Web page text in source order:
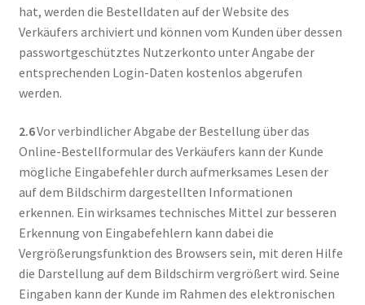
hat, werden die Bestelldaten auf der Website des
Verkäufers archiviert und können vom Kunden über dessen
passwortgeschütztes Nutzerkonto unter Angabe der
entsprechenden Login-Daten kostenlos abgerufen
werden.
2.6Vor verbindlicher Abgabe der Bestellung über das
Online-Bestellformular des Verkäufers kann der Kunde
mögliche Eingabefehler durch aufmerksames Lesen der
auf dem Bildschirm dargestellten Informationen
erkennen. Ein wirksames technisches Mittel zur besseren
Erkennung von Eingabefehlern kann dabei die
Vergrößerungsfunktion des Browsers sein, mit deren Hilfe
die Darstellung auf dem Bildschirm vergrößert wird. Seine
Eingaben kann der Kunde im Rahmen des elektronischen